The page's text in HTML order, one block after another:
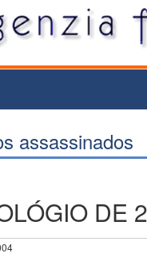
assassinados
DE